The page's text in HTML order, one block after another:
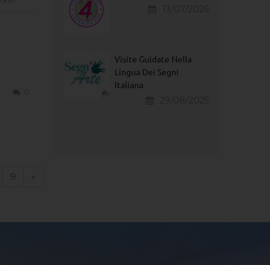
9 »
Visite Guidate Nella
Lingua Dei Segni
Italiana